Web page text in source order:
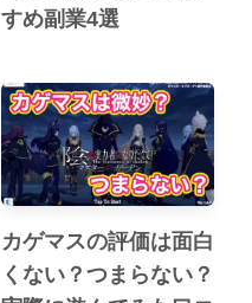
すめ副業4選
カゲマスの評価は面白
くない？つまらない？